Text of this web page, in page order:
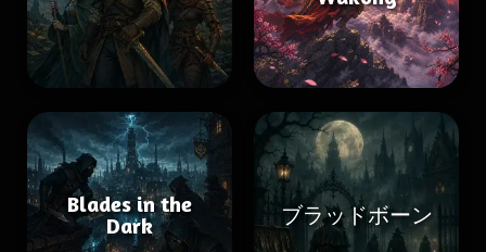
Blades in the
Dark
ブラッドボーン